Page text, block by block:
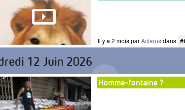
Il y a 2 mois parActarusdans
12 Juin 2026
Homme-fontaine ?